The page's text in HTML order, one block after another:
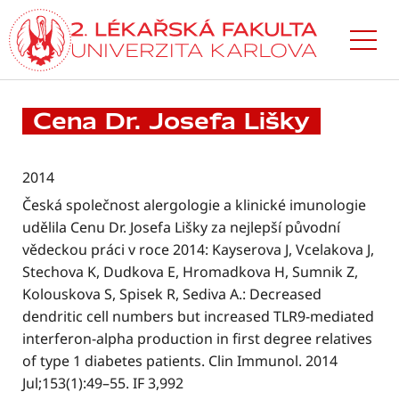
Přejít
k hlavnímu
obsahu
Cena Dr. Josefa Lišky
2014
Česká společnost alergologie a klinické imunologie
udělila Cenu Dr. Josefa Lišky za nejlepší původní
vědeckou práci v roce 2014: Kayserova J, Vcelakova J,
Stechova K, Dudkova E, Hromadkova H, Sumnik Z,
Kolouskova S, Spisek R, Sediva A.: Decreased
dendritic cell numbers but increased TLR9-mediated
interferon-alpha production in first degree relatives
of type 1 diabetes patients. Clin Immunol. 2014
Jul;153(1):49–55. IF 3,992